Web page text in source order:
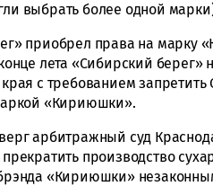
выбрать более одной
приобрел права на марку
лета «Сибирский берег»
с требованием
«Кириюшки».
арбитражный суд
производство
«Кириюшки»